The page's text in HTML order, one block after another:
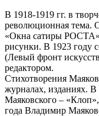
В 1918-1919 гг. в
революционная тема.
«Окна сатиры
рисунки. В 1923 году
(Левый фронт
редактором.
Стихотворения
журналах, изданиях. В
Маяковского –
года Владимир